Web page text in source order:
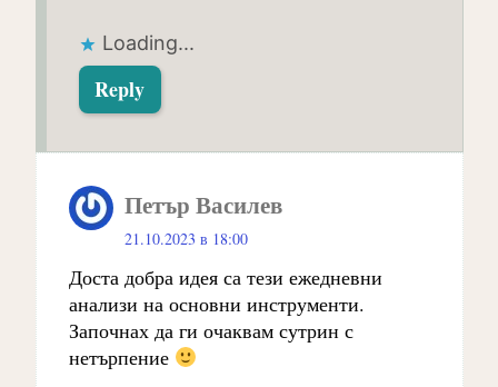
Loading...
Reply
Петър Василев
к
з
а
:
21.10.2023 в 18:00
Доста добра идея са тези ежедневни
анализи на основни инструменти.
Започнах да ги очаквам сутрин с
нетърпение